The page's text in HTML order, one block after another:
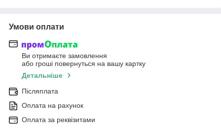
Умови оплати
Ви отримаєте замовлення
або гроші повернуться на вашу картку
Детальніше
Післяплата
Оплата на рахунок
Оплата за реквізитами